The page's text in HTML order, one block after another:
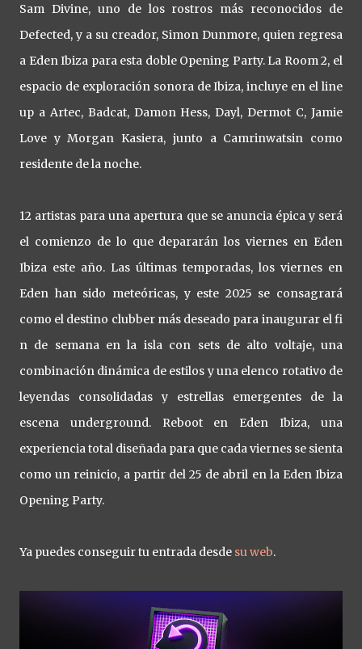
Sam Divine, uno de los rostros más reconocidos de
Defected, y a su creador, Simon Dunmore, quien regresa
a Eden Ibiza para esta doble Opening Party. La Room 2, el
espacio de exploración sonora de Ibiza, incluye en el line
up a Artec, Badcat, Damon Hess, Dayl, Dermot C, Jamie
Love y Morgan Kasiera, junto a Camrinwatsin como
residente de la noche.
12 artistas para una apertura que se anuncia épica y será
el comienzo de lo que depararán los viernes en Eden
Ibiza este año. Las últimas temporadas, los viernes en
Eden han sido meteóricas, y este 2025 se consagrará
como el destino clubber más deseado para inaugurar el fi
n de semana en la isla con sets de alto voltaje, una
combinación dinámica de estilos y una elenco rotativo de
leyendas consolidadas y estrellas emergentes de la
escena underground. Reboot en Eden Ibiza, una
experiencia total diseñada para que cada viernes se sienta
como un reinicio, a partir del 25 de abril en la Eden Ibiza
Opening Party.
Ya puedes conseguir tu entrada desde su web.